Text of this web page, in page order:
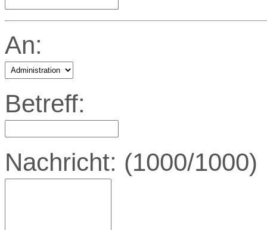
An:
Betreff:
Nachricht: (1000/1000)